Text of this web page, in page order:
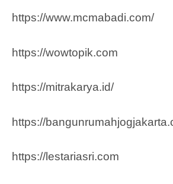
https://www.mcmabadi.com/
https://wowtopik.com
https://mitrakarya.id/
https://
https://lestariasri.com